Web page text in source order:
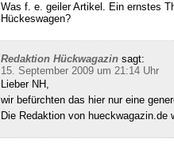
Was f. e. geiler Artikel. Ein ernstes
Hückeswagen?
Redaktion Hückwagazin sagt:
15. September 2009 um 21:14 Uhr
Lieber NH,
wir befürchten das hier nur eine
Die Redaktion von